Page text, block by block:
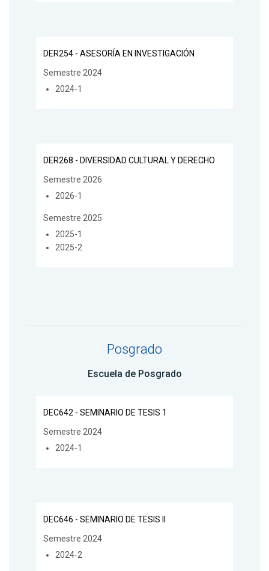
DER254 - ASESORÍA EN INVESTIGACIÓN
Semestre 2024
2024-1
DER268 - DIVERSIDAD CULTURAL Y DERECHO
Semestre 2026
2026-1
Semestre 2025
2025-1
2025-2
Posgrado
Escuela de Posgrado
DEC642 - SEMINARIO DE TESIS 1
Semestre 2024
2024-1
DEC646 - SEMINARIO DE TESIS II
Semestre 2024
2024-2